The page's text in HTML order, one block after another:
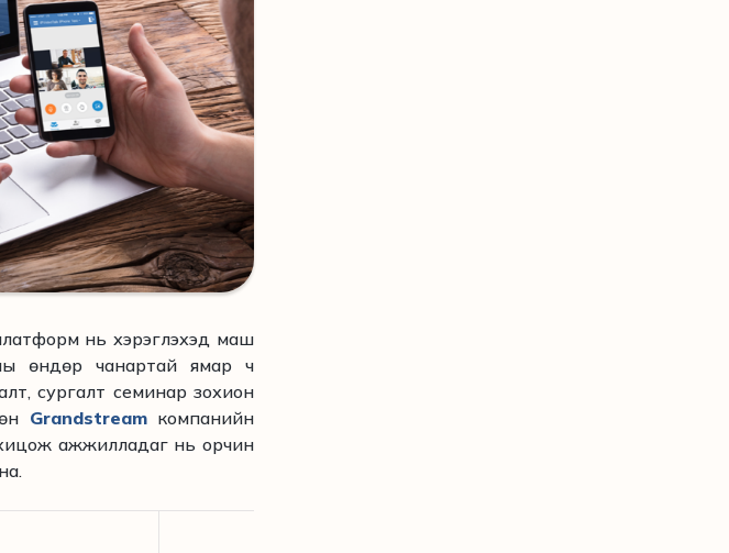
нь хэрэглэхэд маш
өндөр чанартай ямар ч
сургалт семинар зохион
Grandstreamкомпанийн
ажжилладаг нь орчин